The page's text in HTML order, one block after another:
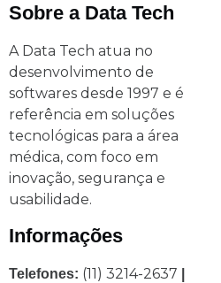
Sobre a Data Tech
A Data Tech atua no
desenvolvimento de
softwares desde 1997 e é
referência em soluções
tecnológicas para a área
médica, com foco em
inovação, segurança e
usabilidade.
Informações
Telefones: (11) 3214-2637